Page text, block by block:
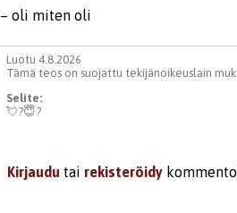
– oli miten oli
Luotu 4.8.2026
Tämä teos on suojattu tekijänoikeuslain
Selite:
💘?😇?
Kirjaudu tai rekisteröidy